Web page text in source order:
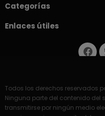
Categorías
Enlaces útiles
Todos los derechos reservados
Ninguna parte del contenido del
transmitirse por ningún medio